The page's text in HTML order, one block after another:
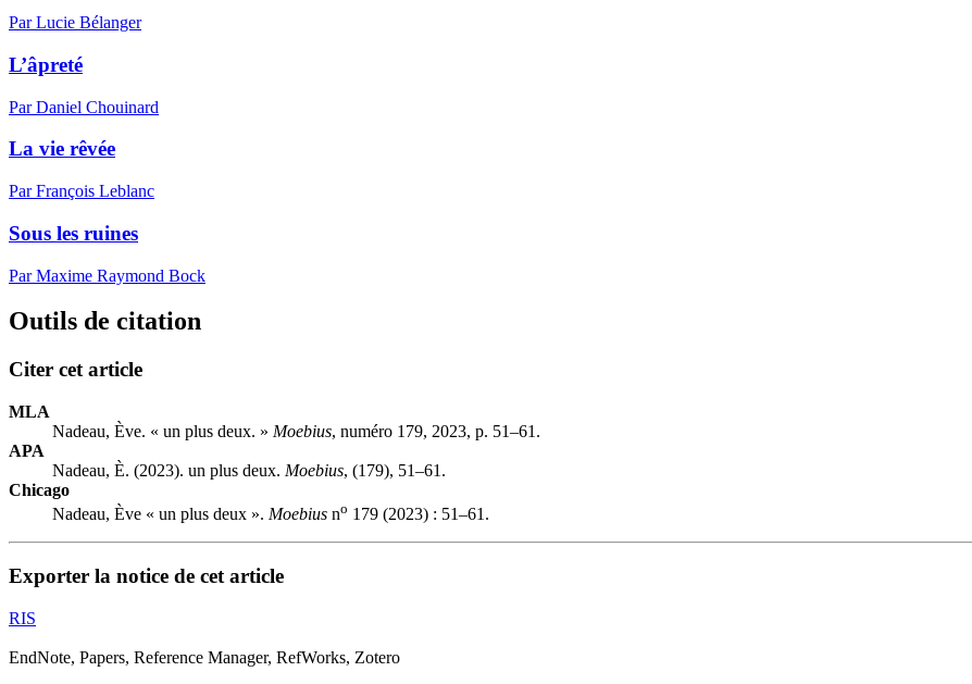
Par Lucie Bélanger
L’âpreté
Par Daniel Chouinard
La vie rêvée
Par François Leblanc
Sous les ruines
Par Maxime Raymond Bock
Outils de citation
Citer cet article
MLA
Nadeau, Ève. « un plus deux. » Moebius, numéro 179, 2023, p. 51–61.
APA
Nadeau, È. (2023). un plus deux. Moebius, (179), 51–61.
Chicago
Nadeau, Ève « un plus deux ». Moebius no 179 (2023) : 51–61.
Exporter la notice de cet article
RIS
EndNote, Papers, Reference Manager, RefWorks, Zotero